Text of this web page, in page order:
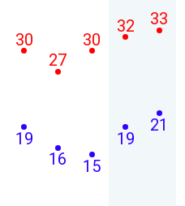
19
30
16
27
15
30
19
32
21
33